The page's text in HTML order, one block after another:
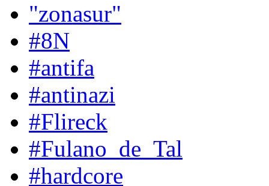
"zonasur"
#8N
#antifa
#antinazi
#Flireck
#Fulano_de_Tal
#hardcore